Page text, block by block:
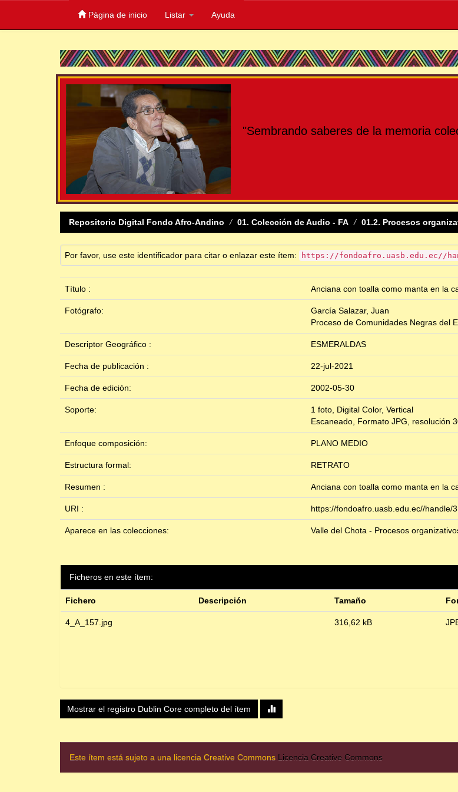
Página de inicio Listar Ayuda
"Sembrando saberes de la memoria
Repositorio Digital Fondo Afro-Andino 01. Colección de Audio - FA 01.2. Procesos
Por favor, use este identificador para citar o enlazar este ítem: https://fondoafro.uasb.edu.ec//
Título : Anciana con toalla como manta en la
Fotógrafo:
García Salazar, Juan
Proceso de Comunidades Negras del
Descriptor Geográfico : ESMERALDAS
Fecha de publicación : 22-jul-2021
Fecha de edición: 2002-05-30
Soporte:
1 foto, Digital Color, Vertical
Escaneado, Formato JPG, resolución
Enfoque composición: PLANO MEDIO
Estructura formal: RETRATO
Resumen : Anciana con toalla como manta en la
URI : https://fondoafro.uasb.edu.ec//handle/
Aparece en las colecciones: Valle del Chota - Procesos
Ficheros en este ítem:
Fichero Descripción Tamaño
4_A_157.jpg 316,62 kB
Mostrar el registro Dublin Core completo del ítem
Este ítem está sujeto a una licencia Creative Commons Licencia Creative Commons